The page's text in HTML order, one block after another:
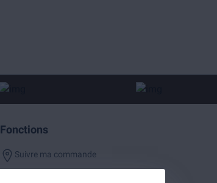
Fonctions
Suivre ma commande